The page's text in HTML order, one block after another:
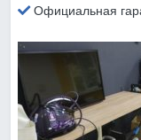
Официальная